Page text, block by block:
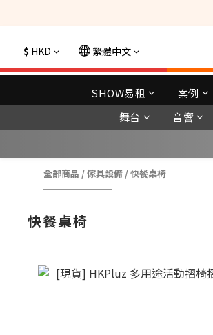
$ HKD 繁體中文
SHOW易租 案例
舞台 音響
全部商品 /傢具設備 /快餐桌椅
快餐桌椅